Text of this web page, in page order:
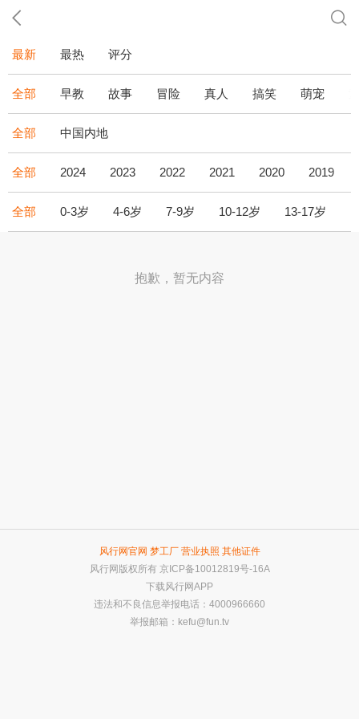
最新 最热 评分
全部 早教 故事 冒险 真人 搞笑 萌宠
全部 中国内地
全部 2024 2023 2022 2021 2020 2019
全部 0-3岁 4-6岁 7-9岁 10-12岁 13-17岁
抱歉，暂无内容
风行网官网 梦工厂 营业执照 其他证件
风行网版权所有 京ICP备10012819号-16A
下载风行网APP
违法和不良信息举报电话：4000966660
举报邮箱： kefu@fun.tv